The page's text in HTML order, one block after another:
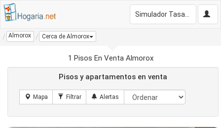
Almorox Cerca de Almorox
1 Pisos En Venta Almorox
Pisos y apartamentos en venta